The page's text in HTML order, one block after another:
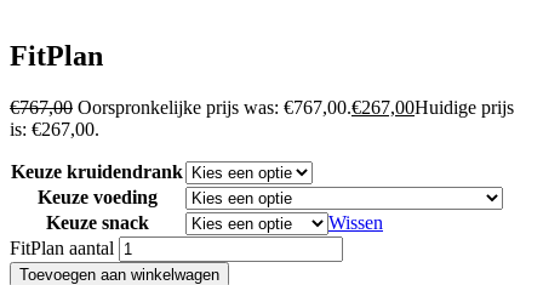
FitPlan
€767,00 Oorspronkelijke prijs was: €767,00.€267,00Huidige prijs
is: €267,00.
Keuze kruidendrank
Keuze voeding
Keuze snack
Wissen
FitPlan aantal
Toevoegen aan winkelwagen